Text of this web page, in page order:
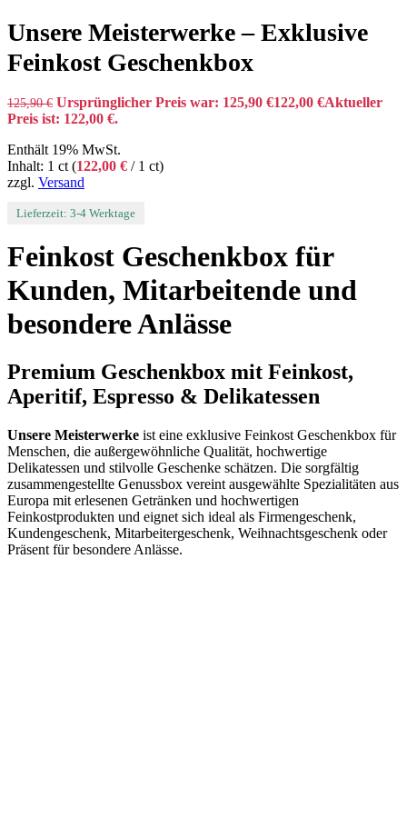
Unsere Meisterwerke – Exklusive
Feinkost Geschenkbox
125,90€ Ursprünglicher Preis war: 125,90 €122,00 €Aktueller
Preis ist: 122,00 €.
Enthält 19% MwSt.
Inhalt: 1 ct (122,00 € / 1 ct)
zzgl. Versand
Lieferzeit: 3-4 Werktage
Feinkost Geschenkbox für
Kunden, Mitarbeitende und
besondere Anlässe
Premium Geschenkbox mit Feinkost,
Aperitif, Espresso & Delikatessen
Unsere Meisterwerke ist eine exklusive Feinkost Geschenkbox für
Menschen, die außergewöhnliche Qualität, hochwertige
Delikatessen und stilvolle Geschenke schätzen. Die sorgfältig
zusammengestellte Genussbox vereint ausgewählte Spezialitäten aus
Europa mit erlesenen Getränken und hochwertigen
Feinkostprodukten und eignet sich ideal als Firmengeschenk,
Kundengeschenk, Mitarbeitergeschenk, Weihnachtsgeschenk oder
Präsent für besondere Anlässe.